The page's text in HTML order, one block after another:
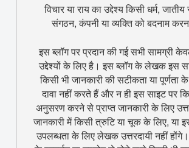
विचार या राय का उद्देश्य किसी धर्म,
संगठन, कंपनी या व्यक्ति को बदनाम
इस ब्लॉग पर प्रदान की गई सभी सामग्री
उद्देश्यों के लिए है। इस ब्लॉग के लेखक इस
किसी भी जानकारी की सटीकता या पूर्णता
दावा नहीं करते हैं और न ही इस साइट पर
अनुसरण करने से प्राप्त जानकारी के लिए
जानकारी में किसी त्रुटि या चूक के लिए, या
उपलब्धता के लिए लेखक उत्तरदायी नहीं